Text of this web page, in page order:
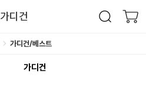
가디건
가디건/베스트
가디건